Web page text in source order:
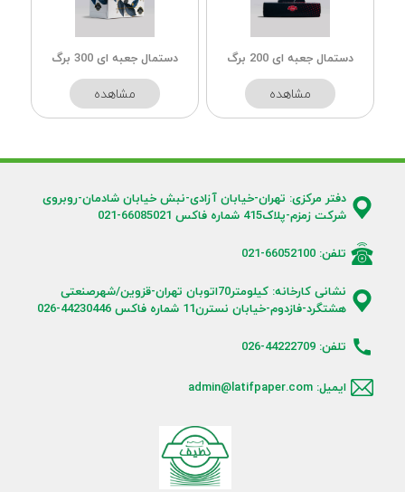
دستمال جعبه ای 200 برگ
مشاهده
دستمال جعبه ای 300 برگ
مشاهده
دفتر مرکزی: تهران-خیابان آزادی-نبش خیابان شادمان-روبروی
شرکت زمزم-پلاک415 شماره فاکس 66085021-021
تلفن: 66052100-021
نشانی کارخانه: کیلومتر70اتوبان تهران-قزوین/شهرصنعتی
هشتگرد-فازدوم-خیابان نسترن11 شماره فاکس 44230446-026
تلفن: 44222709-026
ایمیل: admin@latifpaper.com